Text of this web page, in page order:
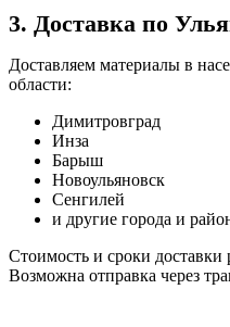
3. Доставка по
Доставляем материалы в
области:
Димитровград
Инза
Барыш
Новоульяновск
Сенгилей
и другие города и
Стоимость и сроки
Возможна отправка через